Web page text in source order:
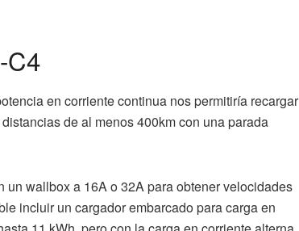
C4
en corriente continua nos permitiría recargar
de al menos 400km con una parada
un wallbox a 16A o 32A para obtener velocidades
incluir un cargador embarcado para carga en